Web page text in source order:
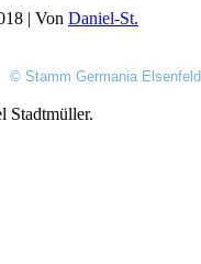
| Von Daniel-St.
© Stamm Germania Elsenfeld
Stadtmüller.